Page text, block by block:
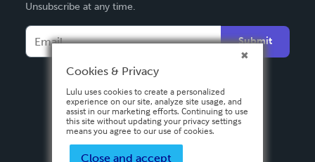
Français
Español
Unsubscribe at any time.
Submit
Cookies & Privacy
Lulu uses cookies to create a personalized
experience on our site, analyze site usage, and
assist in our marketing efforts. Continuing to use
this site without updating your privacy settings
means you agree to our use of cookies.
Close and accept